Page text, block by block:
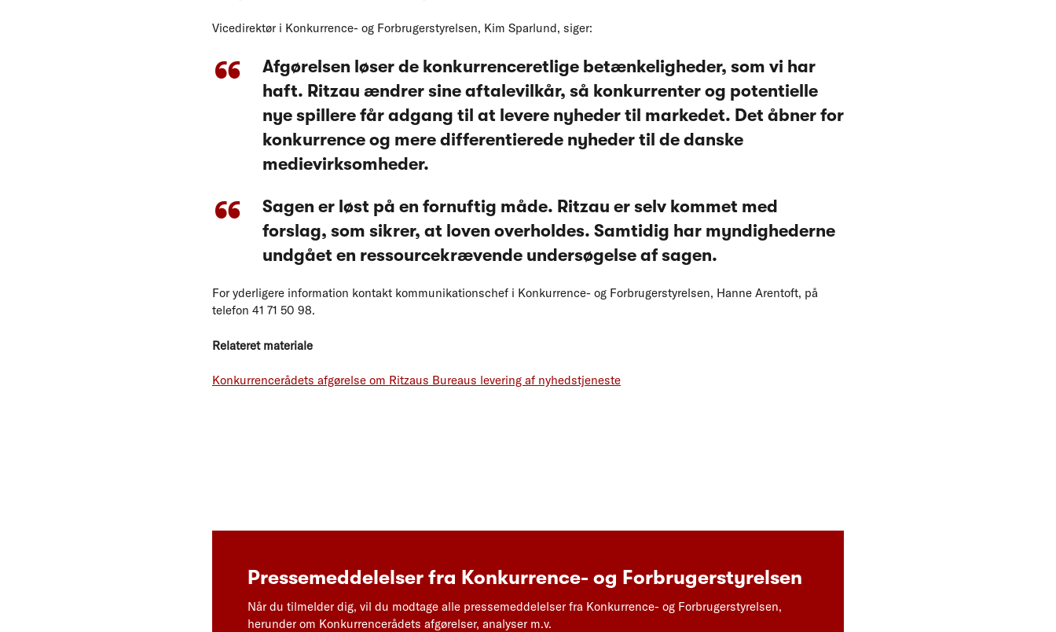
Vicedirektør i Konkurrence- og Forbrugerstyrelsen, Kim Sparlund, siger:
Afgørelsen løser de konkurrenceretlige betænkeligheder, som vi har
haft. Ritzau ændrer sine aftalevilkår, så konkurrenter og potentielle
nye spillere får adgang til at levere nyheder til markedet. Det åbner for
konkurrence og mere differentierede nyheder til de danske
medievirksomheder.
Sagen er løst på en fornuftig måde. Ritzau er selv kommet med
forslag, som sikrer, at loven overholdes. Samtidig har myndighederne
undgået en ressourcekrævende undersøgelse af sagen.
For yderligere information kontakt kommunikationschef i Konkurrence- og Forbrugerstyrelsen, Hanne Arentoft, på
telefon 41 71 50 98.
Relateret materiale
Konkurrencerådets afgørelse om Ritzaus Bureaus levering af nyhedstjeneste
Pressemeddelelser fra Konkurrence- og Forbrugerstyrelsen
Når du tilmelder dig, vil du modtage alle pressemeddelelser fra Konkurrence- og Forbrugerstyrelsen,
herunder om Konkurrencerådets afgørelser, analyser m.v.